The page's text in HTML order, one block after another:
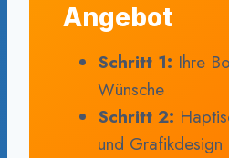
Angebot
Schritt 1: Ihre
Wünsche
Schritt 2:
und Grafikdesign